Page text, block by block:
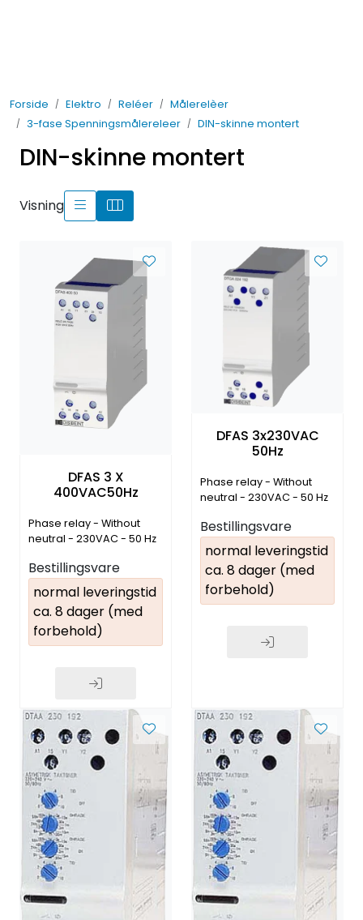
Forside Elektro Reléer
Målerelèer
3-fase Spenningsmålereleer
DIN-skinne montert
DIN-skinne montert
Visning
DFAS 3 X
400VAC50Hz
Phase relay - Without
neutral - 230VAC - 50 Hz
Bestillingsvare
normal leveringstid
ca. 8 dager (med
forbehold)
DFAS 3x230VAC
50Hz
Phase relay - Without
neutral - 230VAC - 50 Hz
Bestillingsvare
normal leveringstid
ca. 8 dager (med
forbehold)
Fabrikkautomatisering
Prosessautomatisering
Kontakt oss
Bærekraft